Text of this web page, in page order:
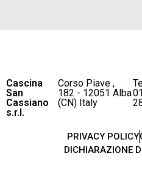
Cascina
San
Cassiano
s.r.l.
Corso Piave ,
182 - 12051 Alba
(CN) Italy
PRIVACY POLICY
DICHIARAZIONE